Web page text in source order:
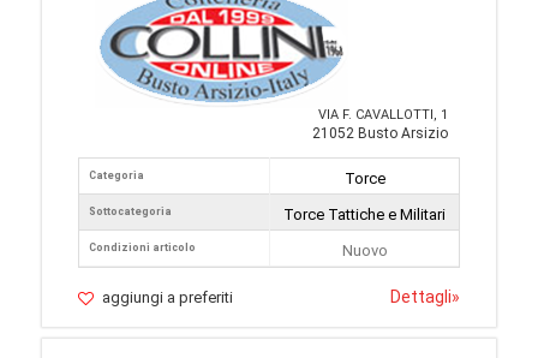
VIA F. CAVALLOTTI, 1
21052 Busto Arsizio
Categoria
Sottocategoria
Condizioni articolo
Torce
Torce Tattiche e Militari
Nuovo
aggiungi a preferiti Dettagli»